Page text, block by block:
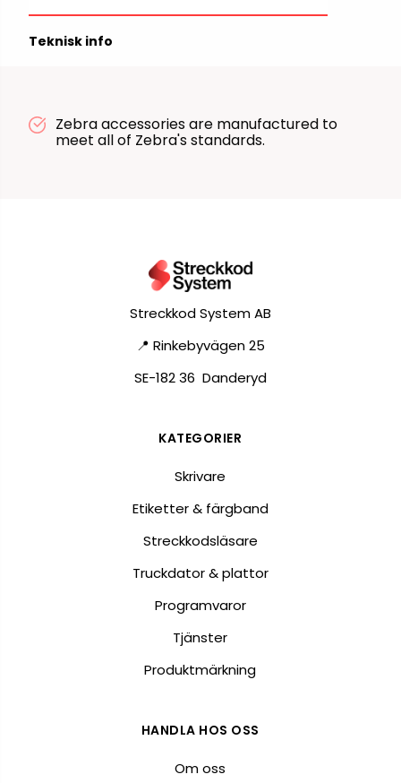
Teknisk info
Zebra accessories are manufactured to
meet all of Zebra's standards.
Streckkod System AB
📍 Rinkebyvägen 25
SE-182 36 Danderyd
KATEGORIER
Skrivare
Etiketter & färgband
Streckkodsläsare
Truckdator & plattor
Programvaror
Tjänster
Produktmärkning
HANDLA HOS OSS
Om oss